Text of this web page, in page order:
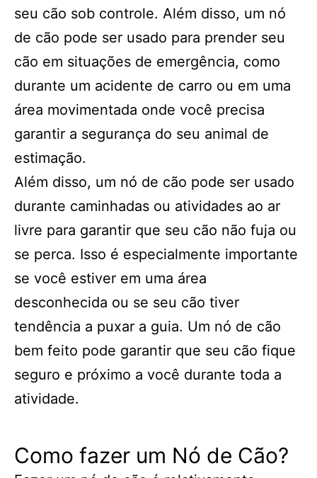
seu cão sob controle. Além disso, um nó
de cão pode ser usado para prender seu
cão em situações de emergência, como
durante um acidente de carro ou em uma
área movimentada onde você precisa
garantir a segurança do seu animal de
estimação.
Além disso, um nó de cão pode ser usado
durante caminhadas ou atividades ao ar
livre para garantir que seu cão não fuja ou
se perca. Isso é especialmente importante
se você estiver em uma área
desconhecida ou se seu cão tiver
tendência a puxar a guia. Um nó de cão
bem feito pode garantir que seu cão fique
seguro e próximo a você durante toda a
atividade.
Como fazer um Nó de Cão?